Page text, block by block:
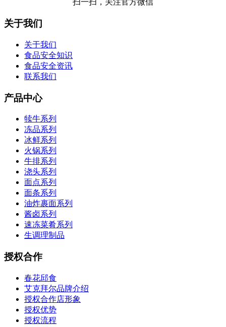
扫一扫，关注官方微信
关于我们
关于我们
食品安全知识
食品安全资讯
联系我们
产品中心
犊牛系列
冻品系列
冰鲜系列
火锅系列
牛排系列
浇头系列
面点系列
面条系列
油炸裹面系列
酱卤系列
速冻菜肴系列
生调理制品
授权合作
春花邱食
艾克拜尔品牌介绍
授权合作店形象
授权优势
授权流程